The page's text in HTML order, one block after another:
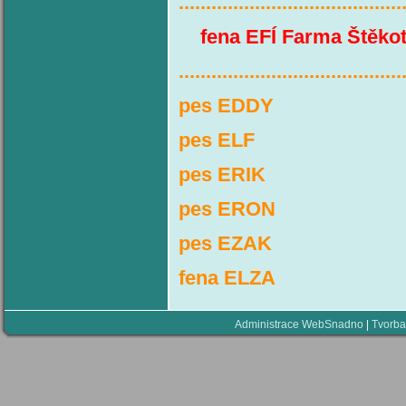
fena EFÍ
pes EDDY
pes ELF
pes ERIK
pes ERON
pes EZAK
fena ELZA
Administrace WebSnadno |